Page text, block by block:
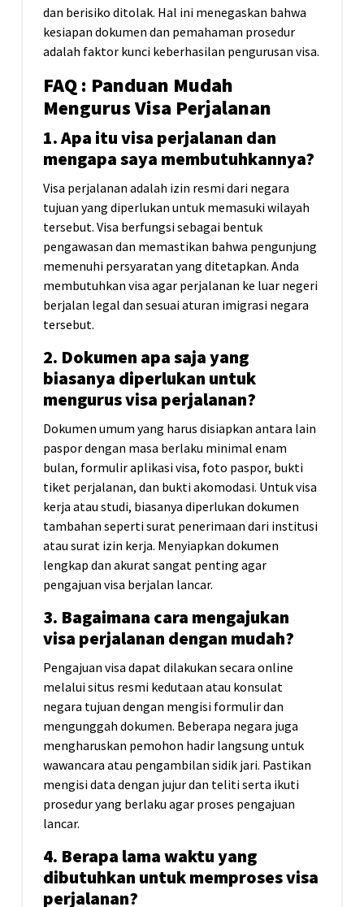
dan berisiko ditolak. Hal ini menegaskan bahwa
kesiapan dokumen dan pemahaman prosedur
adalah faktor kunci keberhasilan pengurusan visa.
FAQ : Panduan Mudah
Mengurus Visa Perjalanan
1. Apa itu visa perjalanan dan
mengapa saya membutuhkannya?
Visa perjalanan adalah izin resmi dari negara
tujuan yang diperlukan untuk memasuki wilayah
tersebut. Visa berfungsi sebagai bentuk
pengawasan dan memastikan bahwa pengunjung
memenuhi persyaratan yang ditetapkan. Anda
membutuhkan visa agar perjalanan ke luar negeri
berjalan legal dan sesuai aturan imigrasi negara
tersebut.
2. Dokumen apa saja yang
biasanya diperlukan untuk
mengurus visa perjalanan?
Dokumen umum yang harus disiapkan antara lain
paspor dengan masa berlaku minimal enam
bulan, formulir aplikasi visa, foto paspor, bukti
tiket perjalanan, dan bukti akomodasi. Untuk visa
kerja atau studi, biasanya diperlukan dokumen
tambahan seperti surat penerimaan dari institusi
atau surat izin kerja. Menyiapkan dokumen
lengkap dan akurat sangat penting agar
pengajuan visa berjalan lancar.
3. Bagaimana cara mengajukan
visa perjalanan dengan mudah?
Pengajuan visa dapat dilakukan secara online
melalui situs resmi kedutaan atau konsulat
negara tujuan dengan mengisi formulir dan
mengunggah dokumen. Beberapa negara juga
mengharuskan pemohon hadir langsung untuk
wawancara atau pengambilan sidik jari. Pastikan
mengisi data dengan jujur dan teliti serta ikuti
prosedur yang berlaku agar proses pengajuan
lancar.
4. Berapa lama waktu yang
dibutuhkan untuk memproses visa
perjalanan?